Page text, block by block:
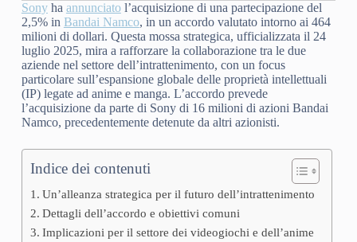
Sonyha annunciatol’acquisizione di una partecipazione del
2,5% in Bandai Namco, in un accordo valutato intorno ai 464
milioni di dollari. Questa mossa strategica, ufficializzata il 24
luglio 2025, mira a rafforzare la collaborazione tra le due
aziende nel settore dell’intrattenimento, con un focus
particolare sull’espansione globale delle proprietà intellettuali
(IP) legate ad anime e manga. L’accordo prevede
l’acquisizione da parte di Sony di 16 milioni di azioni Bandai
Namco, precedentemente detenute da altri azionisti.
Indice dei contenuti
Un’alleanza strategica per il futuro dell’intrattenimento
Dettagli dell’accordo e obiettivi comuni
Implicazioni per il settore dei videogiochi e dell’anime